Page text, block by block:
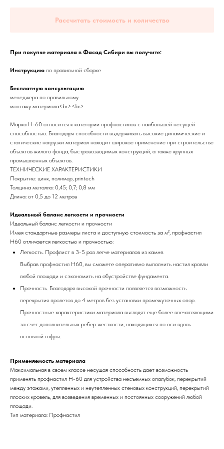
Рассчитать стоимость и количество
При покупке материала в Фасад Сибири вы получите:
Инструкцию по правильной сборке
Бесплатную консультацию
менеджера по правильному
монтажу материала<br><br>
Марка Н-60 относится к категории профнастилов с наибольшей несущей
способностью. Благодаря способности выдерживать высокие динамические и
статические нагрузки материал находит широкое применение при строительстве
объектов жилого фонда, быстровозводимых конструкций, а также крупных
промышленных объектов.
ТЕХНИЧЕСКИЕ ХАРАКТЕРИСТИКИ
Покрытие: цинк, полимер, printech
Толщина металла: 0,45; 0,7; 0,8 мм
Длина: от 0,5 до 12 метров
Идеальный баланс легкости и прочности
Идеальный баланс легкости и прочности
Имея стандартные размеры листа и доступную стоимость за м², профнастил
Н60 отличается легкостью и прочностью:
Легкость. Профлист в 3-5 раз легче материалов из камня.
Выбрав профнастил H60, вы сможете оперативно выполнить настил кровли
любой площади и сэкономить на обустройстве фундамента.
Прочность. Благодаря высокой прочности появляется возможность
перекрытия пролетов до 4 метров без установки промежуточных опор.
Прочностные характеристики материала выглядят еще более впечатляющими
за счет дополнительных ребер жесткости, находящихся по оси вдоль
основной гофры.
Применяемость материала
Максимальная в своем классе несущая способность дает возможность
применять профнастил Н-60 для устройства несъемных опалубок, перекрытий
между этажами, утепленных и неутепленных стеновых конструкций, перекрытий
плоских кровель, для возведения временных и постоянных сооружений любой
площади.
Тип материала: Профнастил